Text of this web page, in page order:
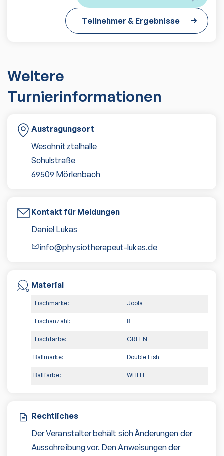
Teilnehmer & Ergebnisse
Weitere
Turnierinformationen
Austragungsort
Weschnitztalhalle
Schulstraße
69509 Mörlenbach
Kontakt für Meldungen
Daniel Lukas
info@physiotherapeut-lukas.de
Material
Tischmarke: Joola
Tischanzahl: 8
Tischfarbe: GREEN
Ballmarke: Double Fish
Ballfarbe: WHITE
Rechtliches
Der Veranstalter behält sich Änderungen der
Ausschreibung vor. Den Anweisungen der